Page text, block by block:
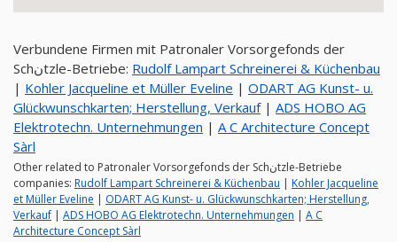
Verbundene Firmen mit Patronaler Vorsorgefonds der
Schنtzle-Betriebe: Rudolf Lampart Schreinerei & Küchenbau
| Kohler Jacqueline et Müller Eveline | ODART AG Kunst- u.
Glückwunschkarten; Herstellung, Verkauf| ADS HOBO AG
Elektrotechn. Unternehmungen | A C Architecture Concept
Sàrl
Other related to Patronaler Vorsorgefonds der Schنtzle-Betriebe
companies: Rudolf Lampart Schreinerei & Küchenbau | Kohler Jacqueline
et Müller Eveline | ODART AG Kunst- u. Glückwunschkarten; Herstellung,
Verkauf | ADS HOBO AG Elektrotechn. Unternehmungen | A C
Architecture Concept Sàrl